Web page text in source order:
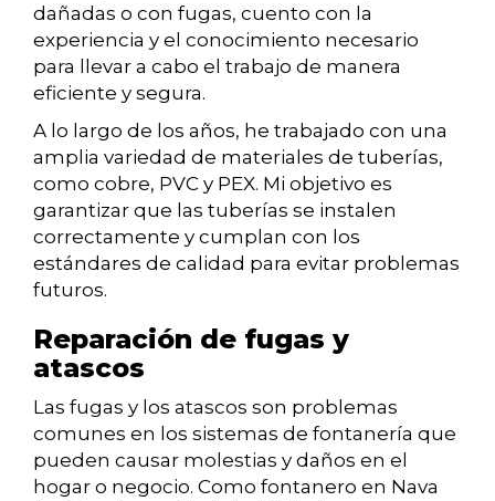
dañadas o con fugas, cuento con la
experiencia y el conocimiento necesario
para llevar a cabo el trabajo de manera
eficiente y segura.
A lo largo de los años, he trabajado con una
amplia variedad de materiales de tuberías,
como cobre, PVC y PEX. Mi objetivo es
garantizar que las tuberías se instalen
correctamente y cumplan con los
estándares de calidad para evitar problemas
futuros.
Reparación de fugas y
atascos
Las fugas y los atascos son problemas
comunes en los sistemas de fontanería que
pueden causar molestias y daños en el
hogar o negocio. Como fontanero en Nava